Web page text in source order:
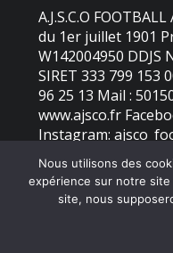
A.J.S.C.O
du 1er juillet 1901
W142004950 DDJS
SIRET 333 799 153
96 25 13 Mail :
www.ajsco.fr
Instagram:
2026 - AJS Colleville
Nous utilisons des
expérience sur notre
site, nous